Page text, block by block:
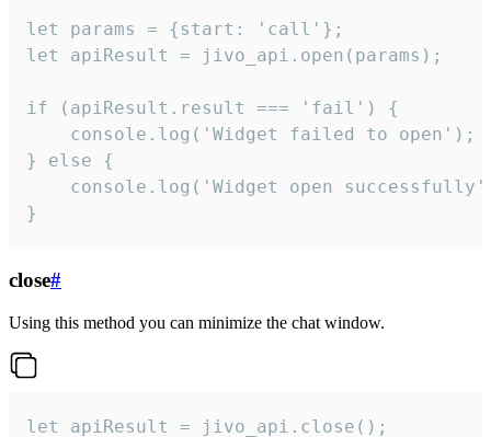
let params = {start: 'call'};
let apiResult = jivo_api.open(params);
if (apiResult.result === 'fail') {
    console.log('Widget failed to open');
} else {
console.log('Widget open
}
close#
Using this method you can minimize the chat window.
let apiResult = jivo_api.close();